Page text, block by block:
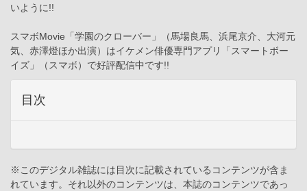
いように!!
スマボMovie「学園のクローバー」（馬場良馬、浜尾京介、大河元
気、赤澤燈ほか出演）はイケメン俳優専門アプリ「スマートボー
イズ」（スマボ）で好評配信中です!!
目次
※このデジタル雑誌には目次に記載されているコンテンツが含ま
れています。それ以外のコンテンツは、本誌のコンテンツであっ